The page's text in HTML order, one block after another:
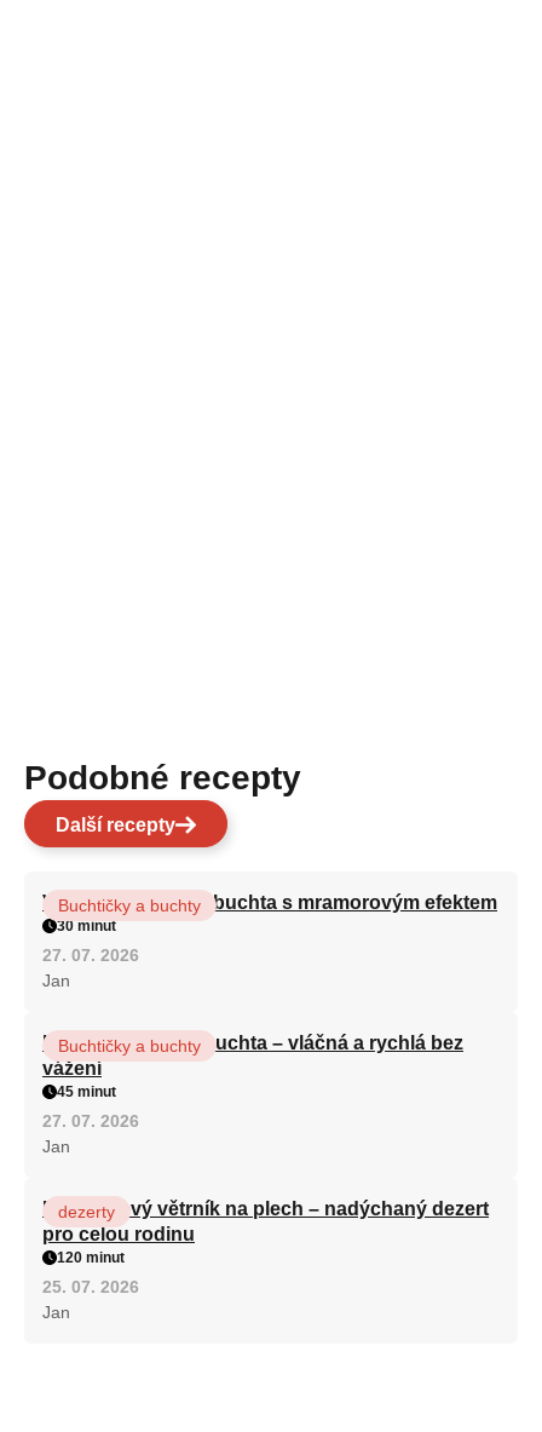
Podobné recepty
Další recepty
Vláčná olejová litá buchta s mramorovým efektem
Buchtičky a buchty
30 minut
27. 07. 2026
Jan
Hrnková maková buchta – vláčná a rychlá bez
vážení
Buchtičky a buchty
45 minut
27. 07. 2026
Jan
Karamelový větrník na plech – nadýchaný dezert
pro celou rodinu
dezerty
120 minut
25. 07. 2026
Jan